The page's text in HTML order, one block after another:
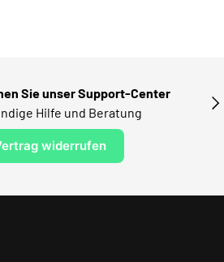
Sie unser Support-Center
Hilfe und Beratung
widerrufen